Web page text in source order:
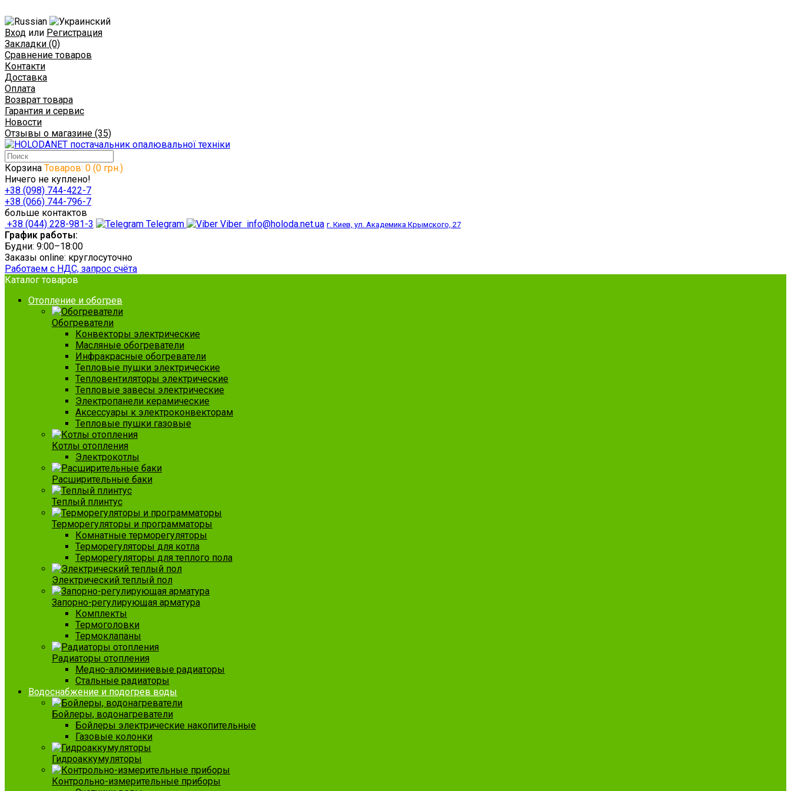
Вход или Регистрация
Закладки (0)
Сравнение товаров
Контакти
Доставка
Оплата
Возврат товара
Гарантия и сервис
Новости
Отзывы о магазине (35)
Корзина Товаров: 0 (0 грн.)
Ничего не куплено!
+38 (098) 744-422-7
+38 (066) 744-796-7
больше контактов
+38 (044) 228-981-3
Telegram Viber info@holoda.net.ua г. Киев, ул. Академика Крымского, 27
График работы:
Будни: 9:00–18:00
Заказы online: круглосуточно
Работаем с НДС, запрос счёта
Каталог товаров
Отопление и обогрев
Обогреватели
Конвекторы электрические
Масляные обогреватели
Инфракрасные обогреватели
Тепловые пушки электрические
Тепловентиляторы электрические
Тепловые завесы электрические
Электропанели керамические
Аксессуары к электроконвекторам
Тепловые пушки газовые
Котлы отопления
Электрокотлы
Расширительные баки
Теплый плинтус
Терморегуляторы и программаторы
Комнатные терморегуляторы
Терморегуляторы для котла
Терморегуляторы для теплого пола
Электрический теплый пол
Запорно-регулирующая арматура
Комплекты
Термоголовки
Термоклапаны
Радиаторы отопления
Медно-алюминиевые радиаторы
Стальные радиаторы
Водоснабжение и подогрев воды
Бойлеры, водонагреватели
Бойлеры электрические накопительные
Газовые колонки
Гидроаккумуляторы
Контрольно-измерительные приборы